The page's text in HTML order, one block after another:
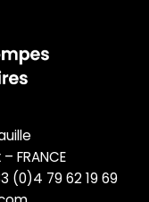
FRANCE
(0)4 79 62 19 69